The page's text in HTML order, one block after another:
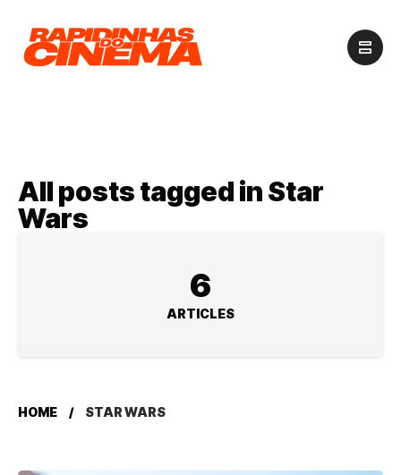
All posts tagged in Star
Wars
6
ARTICLES
HOME STAR WARS